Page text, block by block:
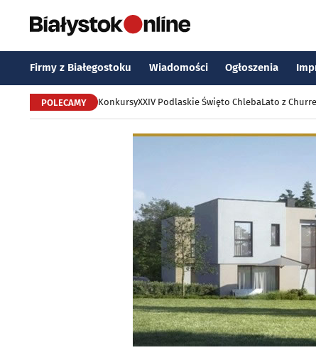
Firmy z Białegostoku Wiadomości Ogłoszenia
POLECAMY KonkursyXXIV Podlaskie Święto ChlebaLato z